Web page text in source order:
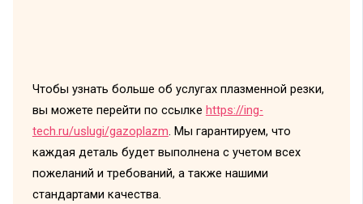
Чтобы узнать больше об услугах плазменной резки,
вы можете перейти по ссылке https://ing-
tech.ru/uslugi/gazoplazm. Мы гарантируем, что
каждая деталь будет выполнена с учетом всех
пожеланий и требований, а также нашими
стандартами качества.